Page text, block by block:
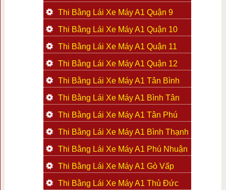
Thi Bằng Lái Xe Máy A1 Quận 9
Thi Bằng Lái Xe Máy A1 Quận 10
Thi Bằng Lái Xe Máy A1 Quận 11
Thi Bằng Lái Xe Máy A1 Quận 12
Thi Bằng Lái Xe Máy A1 Tân Bình
Thi Bằng Lái Xe Máy A1 Bình Tân
Thi Bằng Lái Xe Máy A1 Tân Phú
Thi Bằng Lái Xe Máy A1 Bình Thạnh
Thi Bằng Lái Xe Máy A1 Phú Nhuận
Thi Bằng Lái Xe Máy A1 Gò Vấp
Thi Bằng Lái Xe Máy A1 Thủ Đức